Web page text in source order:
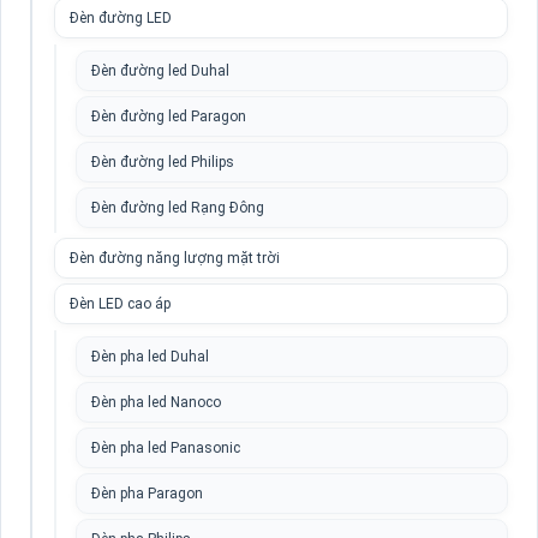
Đèn đường LED
Đèn đường led Duhal
Đèn đường led Paragon
Đèn đường led Philips
Đèn đường led Rạng Đông
Đèn đường năng lượng mặt trời
Đèn LED cao áp
Đèn pha led Duhal
Đèn pha led Nanoco
Đèn pha led Panasonic
Đèn pha Paragon